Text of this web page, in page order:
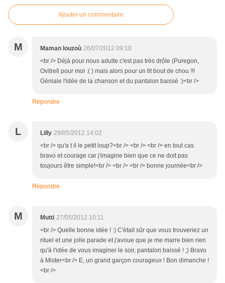
Ajouter un commentaire
M Maman louzoù 26/07/2012 09:10
<br /> Déjà pour nous adulte c'est pas très drôle (Puregon,
Ovitrell pour moi :( ) mais alors pour un tit bout de chou !!!
Géniale l'idée de la chanson et du pantalon baissé :)<br />
Répondre
L Lilly 29/05/2012 14:02
<br /> qu'a t il le petit loup?<br /> <br /> <br /> en tout cas
bravo et courage car j'imagine bien que ce ne doit pas
toujours être simple!<br /> <br /> <br /> bonne journée<br />
Répondre
M Mutti 27/05/2012 10:11
<br /> Quelle bonne idée ! :) C'était sûr que vous trouveriez un
rituel et une jolie parade et j'avoue que je me marre bien rien
qu'à l'idée de vous imaginer le soir, pantalon baissé ! ;) Bravo
à Mister<br /> E, un grand garçon courageux ! Bon dimanche !
<br />